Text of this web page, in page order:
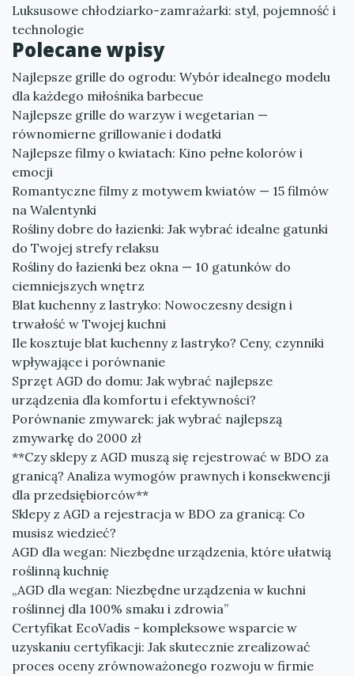
Luksusowe chłodziarko-zamrażarki: styl, pojemność i
technologie
Polecane wpisy
Najlepsze grille do ogrodu: Wybór idealnego modelu
dla każdego miłośnika barbecue
Najlepsze grille do warzyw i wegetarian —
równomierne grillowanie i dodatki
Najlepsze filmy o kwiatach: Kino pełne kolorów i
emocji
Romantyczne filmy z motywem kwiatów — 15 filmów
na Walentynki
Rośliny dobre do łazienki: Jak wybrać idealne gatunki
do Twojej strefy relaksu
Rośliny do łazienki bez okna — 10 gatunków do
ciemniejszych wnętrz
Blat kuchenny z lastryko: Nowoczesny design i
trwałość w Twojej kuchni
Ile kosztuje blat kuchenny z lastryko? Ceny, czynniki
wpływające i porównanie
Sprzęt AGD do domu: Jak wybrać najlepsze
urządzenia dla komfortu i efektywności?
Porównanie zmywarek: jak wybrać najlepszą
zmywarkę do 2000 zł
**Czy sklepy z AGD muszą się rejestrować w BDO za
granicą? Analiza wymogów prawnych i konsekwencji
dla przedsiębiorców**
Sklepy z AGD a rejestracja w BDO za granicą: Co
musisz wiedzieć?
AGD dla wegan: Niezbędne urządzenia, które ułatwią
roślinną kuchnię
„AGD dla wegan: Niezbędne urządzenia w kuchni
roślinnej dla 100% smaku i zdrowia”
Certyfikat EcoVadis - kompleksowe wsparcie w
uzyskaniu certyfikacji: Jak skutecznie zrealizować
proces oceny zrównoważonego rozwoju w firmie